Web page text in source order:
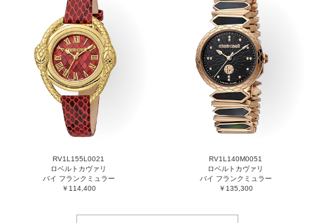
RV1L155L0021
ロベルトカヴァリ
バイ フランクミュラー
￥114,400
RV1L140M0051
ロベルトカヴァリ
バイ フランクミュラー
￥135,300